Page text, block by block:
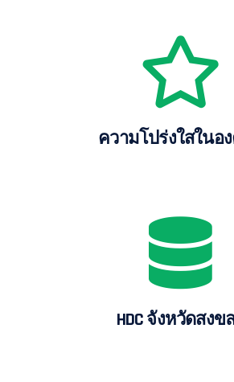
ความโปร่งใสในอ
HDC จังหวัดสงข